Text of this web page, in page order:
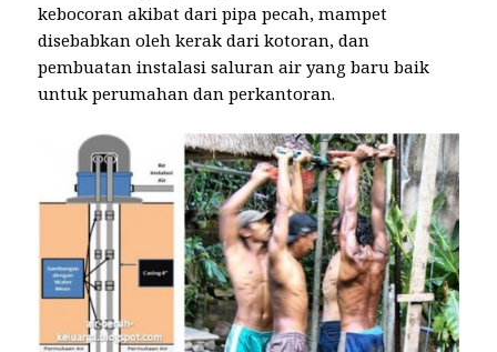
kebocoran akibat dari pipa pecah, mampet
disebabkan oleh kerak dari kotoran, dan
pembuatan instalasi saluran air yang baru baik
untuk perumahan dan perkantoran.